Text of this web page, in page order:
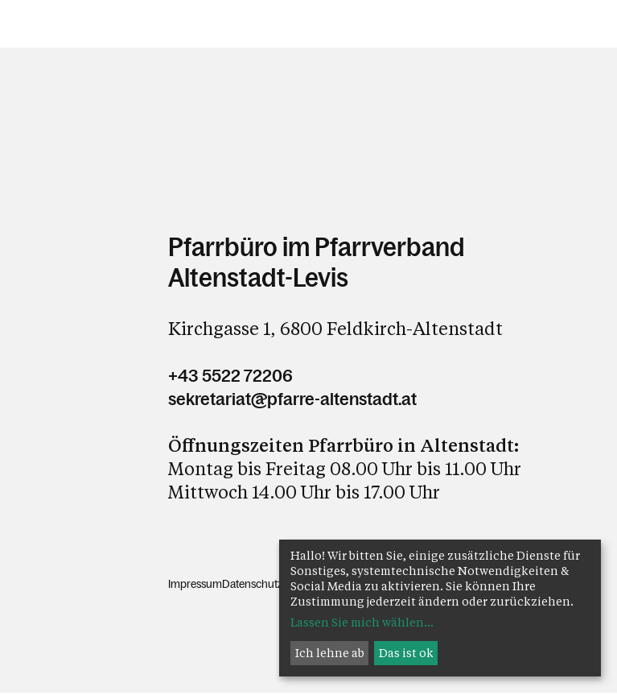
Pfarrbüro im Pfarrverband
Altenstadt-Levis
Kirchgasse 1, 6800 Feldkirch-Altenstadt
+43 5522 72206
sekretariat@pfarre-altenstadt.at
Öffnungszeiten Pfarrbüro in Altenstadt:
Montag bis Freitag 08.00 Uhr bis 11.00 Uhr
Mittwoch 14.00 Uhr bis 17.00 Uhr
ImpressumDatenschutz Anmelden
Hallo! Wir bitten Sie, einige zusätzliche Dienste für
Sonstiges, systemtechnische Notwendigkeiten &
Social Media zu aktivieren. Sie können Ihre
Zustimmung jederzeit ändern oder zurückziehen.
Lassen Sie mich wählen...
Ich lehne ab Das ist ok